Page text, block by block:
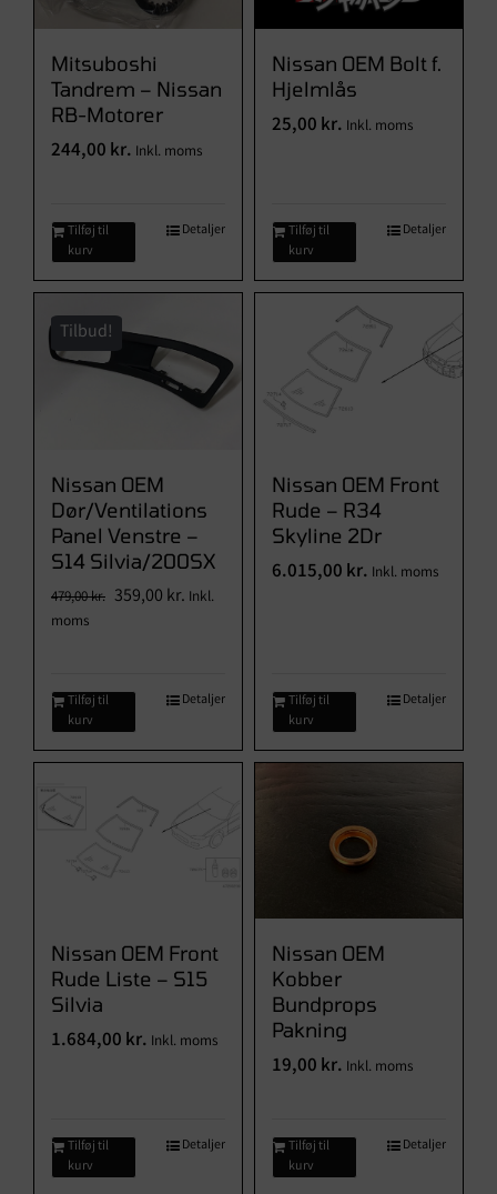
Brugte Dele
Kontakt Os
Mitsuboshi
Tandrem – Nissan
RB-Motorer
244,00 kr. Inkl. moms
Tilføj til
kurv
Detaljer
Nissan OEM Bolt f.
Hjelmlås
25,00 kr. Inkl. moms
Tilføj til
kurv
Detaljer
Tilbud!
Nissan OEM
Dør/Ventilations
Panel Venstre –
S14 Silvia/200SX
479,00kr. Den
479,00 kr..
359,00 kr. Den
359,00 kr..
Inkl.
moms
Tilføj til
kurv
Detaljer
Nissan OEM Front
Rude – R34
Skyline 2Dr
6.015,00 kr. Inkl. moms
Tilføj til
kurv
Detaljer
Nissan OEM Front
Rude Liste – S15
Silvia
1.684,00 kr. Inkl. moms
Tilføj til
kurv
Detaljer
Nissan OEM
Kobber
Bundprops
Pakning
19,00 kr. Inkl. moms
Tilføj til
kurv
Detaljer